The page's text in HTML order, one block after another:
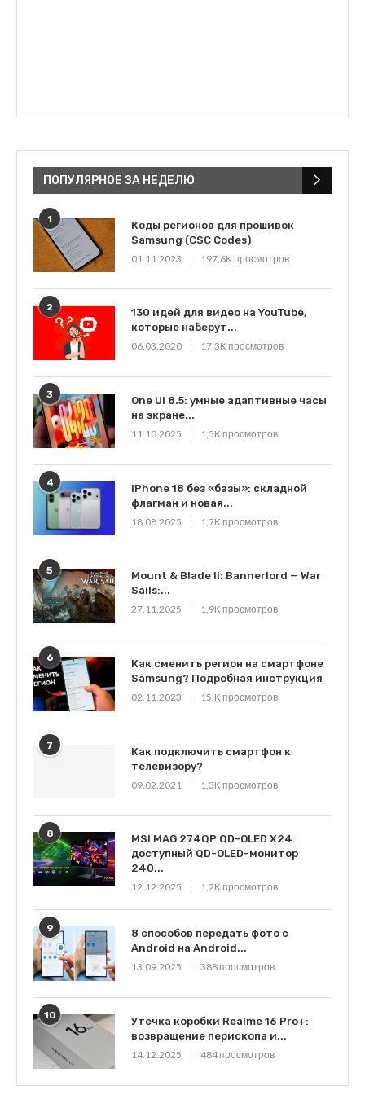
ПОПУЛЯРНОЕ ЗА НЕДЕЛЮ
1
Коды регионов для прошивок
Samsung (CSC Codes)
01.11.2023
197,6K просмотров
2
130 идей для видео на YouTube,
которые наберут...
06.03.2020
17,3K просмотров
3
One UI 8.5: умные адаптивные часы
на экране...
11.10.2025
1,5K просмотров
4
iPhone 18 без «базы»: складной
флагман и новая...
18.08.2025
1,7K просмотров
5
Mount & Blade II: Bannerlord — War
Sails:...
27.11.2025
1,9K просмотров
6
Как сменить регион на смартфоне
Samsung? Подробная инструкция
02.11.2023
15,K просмотров
7
Как подключить смартфон к
телевизору?
09.02.2021
1,3K просмотров
8
MSI MAG 274QP QD-OLED X24:
доступный QD-OLED-монитор
240...
12.12.2025
1,2K просмотров
9
8 способов передать фото с
Android на Android...
13.09.2025
388 просмотров
10
Утечка коробки Realme 16 Pro+:
возвращение перископа и...
14.12.2025
484 просмотров